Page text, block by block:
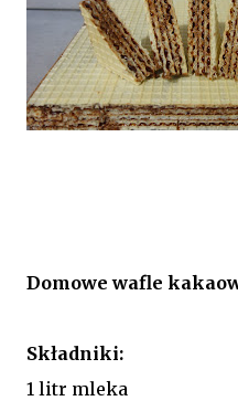
Domowe wafle
Składniki:
1 litr mleka